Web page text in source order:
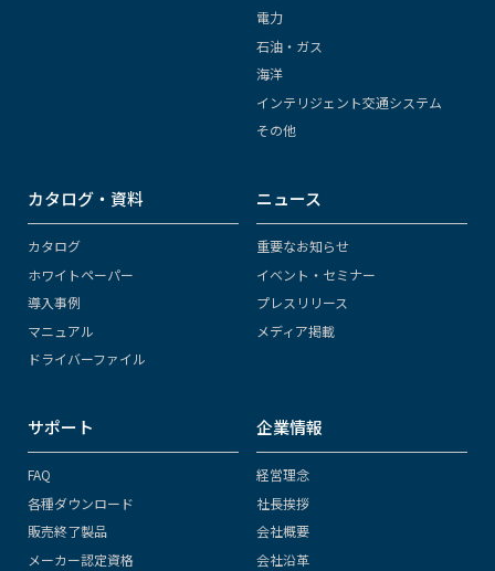
電力
石油・ガス
海洋
インテリジェント交通システム
その他
カタログ・資料
カタログ
ホワイトペーパー
導入事例
マニュアル
ドライバーファイル
ニュース
重要なお知らせ
イベント・セミナー
プレスリリース
メディア掲載
サポート
FAQ
各種ダウンロード
販売終了製品
メーカー認定資格
企業情報
経営理念
社長挨拶
会社概要
会社沿革